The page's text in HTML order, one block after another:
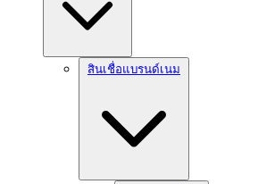
สินเชื่อแบรนด์เนม